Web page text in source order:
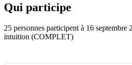
Qui participe
25 personnes participent à 16 septembre
intuition (COMPLET)